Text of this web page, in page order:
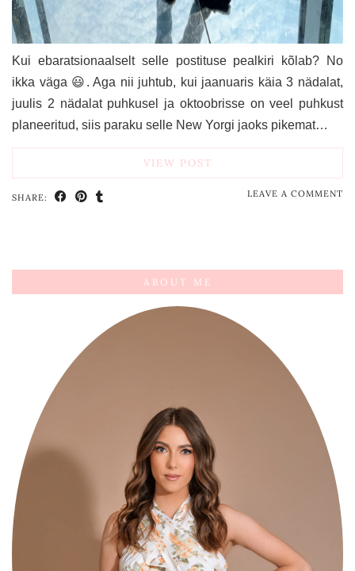
Kui ebaratsionaalselt selle postituse pealkiri kõlab? No
ikka väga 😃. Aga nii juhtub, kui jaanuaris käia 3 nädalat,
juulis 2 nädalat puhkusel ja oktoobrisse on veel puhkust
planeeritud, siis paraku selle New Yorgi jaoks pikemat…
VIEW POST
SHARE: LEAVE A COMMENT
ABOUT ME